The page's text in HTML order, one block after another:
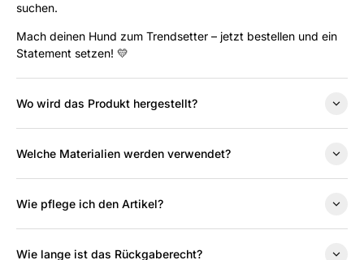
suchen.
Mach deinen Hund zum Trendsetter – jetzt bestellen und ein
Statement setzen! 💛
Wo wird das Produkt hergestellt?
Welche Materialien werden verwendet?
Wie pflege ich den Artikel?
Wie lange ist das Rückgaberecht?